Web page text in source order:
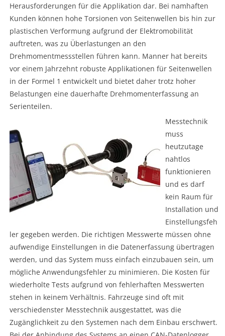
Herausforderungen für die Applikation dar. Bei namhaften
Kunden können hohe Torsionen von Seitenwellen bis hin zur
plastischen Verformung aufgrund der Elektromobilität
auftreten, was zu Überlastungen an den
Drehmomentmessstellen führen kann. Manner hat bereits
vor einem Jahrzehnt robuste Applikationen für Seitenwellen
in der Formel 1 entwickelt und bietet daher trotz hoher
Belastungen eine dauerhafte Drehmomenterfassung an
Serienteilen.
Messtechnik
muss
heutzutage
nahtlos
funktionieren
und es darf
kein Raum für
Installation und
Einstellungsfeh
ler gegeben werden. Die richtigen Messwerte müssen ohne
aufwendige Einstellungen in die Datenerfassung übertragen
werden, und das System muss einfach einzubauen sein, um
mögliche Anwendungsfehler zu minimieren. Die Kosten für
wiederholte Tests aufgrund von fehlerhaften Messwerten
stehen in keinem Verhältnis. Fahrzeuge sind oft mit
verschiedenster Messtechnik ausgestattet, was die
Zugänglichkeit zu den Systemen nach dem Einbau erschwert.